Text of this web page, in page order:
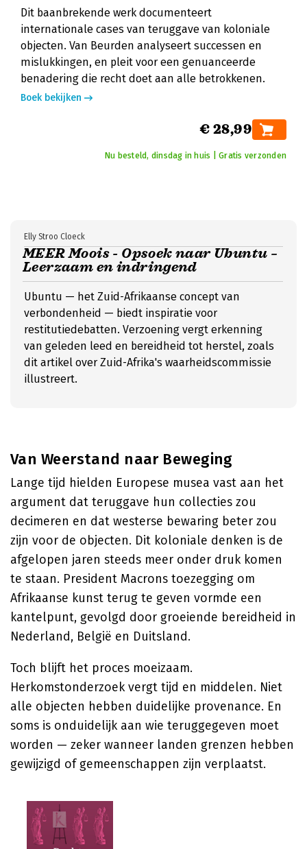
Dit baanbrekende werk documenteert
internationale cases van teruggave van koloniale
objecten. Van Beurden analyseert successen en
mislukkingen, en pleit voor een genuanceerde
benadering die recht doet aan alle betrokkenen.
Boek bekijken
€ 28,99
Nu besteld, dinsdag in huis | Gratis verzonden
MEER Moois - Opsoek naar Ubuntu –
Leerzaam en indringend
Elly Stroo Cloeck
Ubuntu — het Zuid-Afrikaanse concept van
verbondenheid — biedt inspiratie voor
restitutiedebatten. Verzoening vergt erkenning
van geleden leed en bereidheid tot herstel, zoals
dit artikel over Zuid-Afrika's waarheidscommissie
illustreert.
Van Weerstand naar Beweging
Lange tijd hielden Europese musea vast aan het
argument dat teruggave hun collecties zou
decimeren en dat westerse bewaring beter zou
zijn voor de objecten. Dit koloniale denken is de
afgelopen jaren steeds meer onder druk komen
te staan. President Macrons toezegging om
Afrikaanse kunst terug te geven vormde een
kantelpunt, gevolgd door groeiende bereidheid in
Nederland, België en Duitsland.
Toch blijft het proces moeizaam.
Herkomstonderzoek vergt tijd en middelen. Niet
alle objecten hebben duidelijke provenance. En
soms is onduidelijk aan wie teruggegeven moet
worden — zeker wanneer landen grenzen hebben
gewijzigd of gemeenschappen zijn verplaatst.